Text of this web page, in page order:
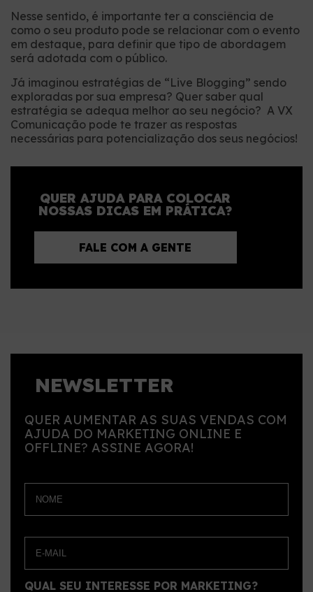
Nesse sentido, é importante ter a consciência de
como o seu produto pode se relacionar com o evento
em destaque, para definir que tipo de abordagem
será adotada com o público.
Já imaginou estratégias de “Live Blogging” sendo
exploradas por sua empresa? Quer saber qual
estratégia se adequa melhor ao seu negócio? A VX
Comunicação pode te trazer as respostas
necessárias para potencialização dos seus negócios!
QUER AJUDA PARA COLOCAR
NOSSAS DICAS EM PRÁTICA?
FALE COM A GENTE
NEWSLETTER
QUER AUMENTAR AS SUAS VENDAS COM
AJUDA DO MARKETING ONLINE E
OFFLINE? ASSINE AGORA!
QUAL SEU INTERESSE POR MARKETING?